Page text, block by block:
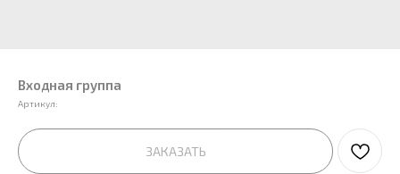
Входная группа
Артикул:
ЗАКАЗАТЬ